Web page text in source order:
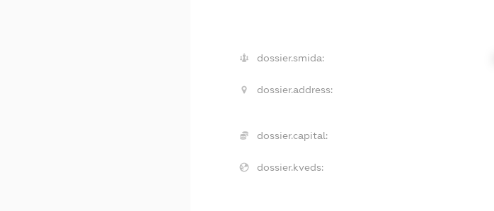
dossier.smida:
dossier.address:
dossier.capital:
dossier.kveds: